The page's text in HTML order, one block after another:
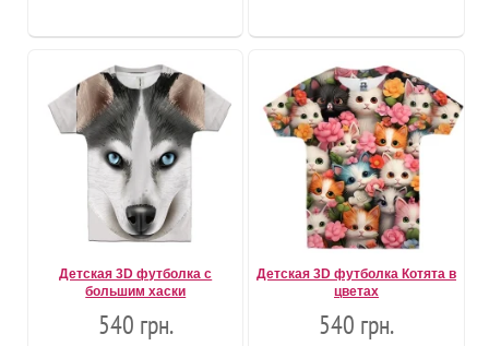
Детская 3D футболка с
большим хаски
540 грн.
Детская 3D футболка Котята в
цветах
540 грн.